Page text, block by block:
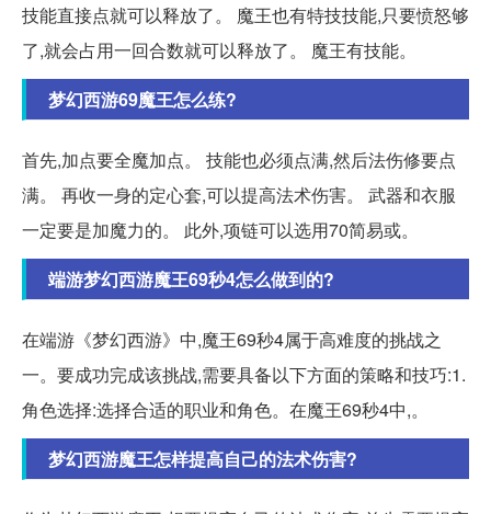
技能直接点就可以释放了。 魔王也有特技技能,只要愤怒够
了,就会占用一回合数就可以释放了。 魔王有技能。
梦幻西游69魔王怎么练?
首先,加点要全魔加点。 技能也必须点满,然后法伤修要点
满。 再收一身的定心套,可以提高法术伤害。 武器和衣服
一定要是加魔力的。 此外,项链可以选用70简易或。
端游梦幻西游魔王69秒4怎么做到的?
在端游《梦幻西游》中,魔王69秒4属于高难度的挑战之
一。要成功完成该挑战,需要具备以下方面的策略和技巧:1.
角色选择:选择合适的职业和角色。在魔王69秒4中,。
梦幻西游魔王怎样提高自己的法术伤害?